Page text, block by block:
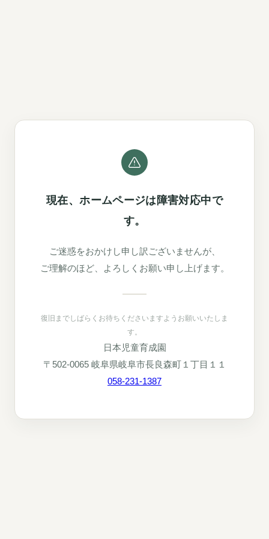
現在、ホームページは障害対応中で
す。
ご迷惑をおかけし申し訳ございませんが、
ご理解のほど、よろしくお願い申し上げます。
復旧までしばらくお待ちくださいますようお願いいたしま
す。
日本児童育成園
〒502-0065 岐阜県岐阜市長良森町１丁目１１
058-231-1387